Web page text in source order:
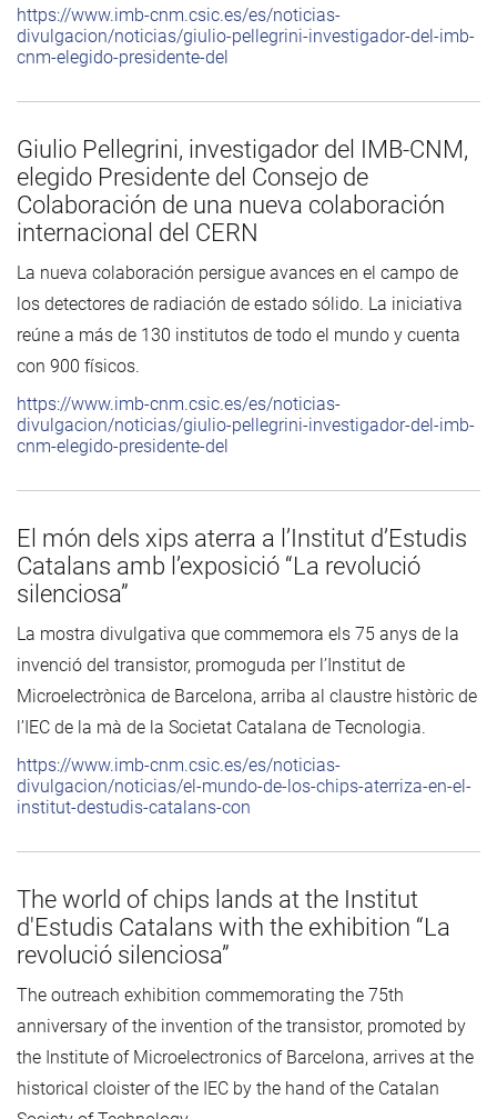
https://www.imb-cnm.csic.es/es/noticias-
divulgacion/noticias/giulio-pellegrini-investigador-del-imb-
cnm-elegido-presidente-del
Giulio Pellegrini, investigador del IMB-CNM,
elegido Presidente del Consejo de
Colaboración de una nueva colaboración
internacional del CERN
La nueva colaboración persigue avances en el campo de
los detectores de radiación de estado sólido. La iniciativa
reúne a más de 130 institutos de todo el mundo y cuenta
con 900 físicos.
https://www.imb-cnm.csic.es/es/noticias-
divulgacion/noticias/giulio-pellegrini-investigador-del-imb-
cnm-elegido-presidente-del
El món dels xips aterra a l’Institut d’Estudis
Catalans amb l’exposició “La revolució
silenciosa”
La mostra divulgativa que commemora els 75 anys de la
invenció del transistor, promoguda per l’Institut de
Microelectrònica de Barcelona, arriba al claustre històric de
l’IEC de la mà de la Societat Catalana de Tecnologia.
https://www.imb-cnm.csic.es/es/noticias-
divulgacion/noticias/el-mundo-de-los-chips-aterriza-en-el-
institut-destudis-catalans-con
The world of chips lands at the Institut
d'Estudis Catalans with the exhibition “La
revolució silenciosa”
The outreach exhibition commemorating the 75th
anniversary of the invention of the transistor, promoted by
the Institute of Microelectronics of Barcelona, arrives at the
historical cloister of the IEC by the hand of the Catalan